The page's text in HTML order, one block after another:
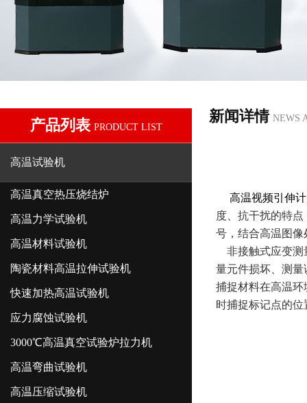
产品列表 PRODUCT LIST
高温试验机
高温真空热压烧结炉
高温力学试验机
高温材料试验机
陶瓷材料高温拉伸试验机
快速加热高温试验机
应力腐蚀试验机
3000℃高温真空试验炉拉力机
高温弯曲试验机
高温压缩试验机
新闻详情 NEWS
高温视频引伸计
度、抗干扰的特
号，结合高温图
非接触式应变测
量元件损坏、测
捕捉材料在高温
时捕捉标记点的